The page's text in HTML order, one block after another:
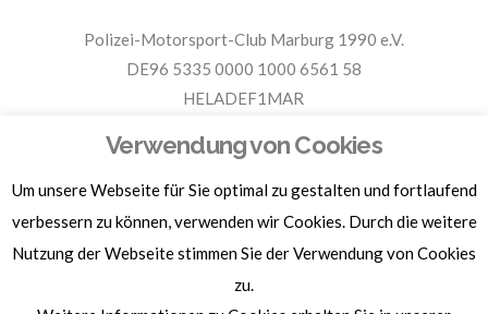
Polizei-Motorsport-Club Marburg 1990 e.V.
DE96 5335 0000 1000 6561 58
HELADEF1MAR
Für Spendenbescheinigungen, Sachspenden und weitere
Informationen, hier klicken.
Verwendung von Cookies
Um unsere Webseite für Sie optimal zu gestalten und fortlaufend
verbessern zu können, verwenden wir Cookies. Durch die weitere
Nutzung der Webseite stimmen Sie der Verwendung von Cookies
zu.